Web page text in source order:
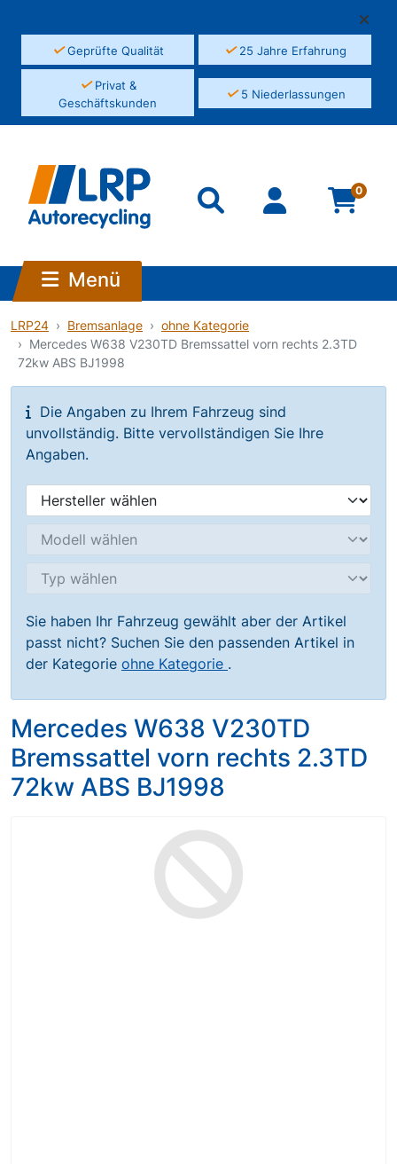
✓Geprüfte Qualität ✓25 Jahre Erfahrung
✓Privat &
Geschäftskunden
✓5 Niederlassungen
0
Menü
LRP24 Bremsanlage
ohne Kategorie
Mercedes W638 V230TD Bremssattel vorn rechts 2.3TD
72kw ABS BJ1998
Die Angaben zu Ihrem Fahrzeug sind
unvollständig. Bitte vervollständigen Sie Ihre
Angaben.
Sie haben Ihr Fahrzeug gewählt aber der Artikel
passt nicht? Suchen Sie den passenden Artikel in
der Kategorie ohne Kategorie .
Mercedes W638 V230TD
Bremssattel vorn rechts 2.3TD
72kw ABS BJ1998